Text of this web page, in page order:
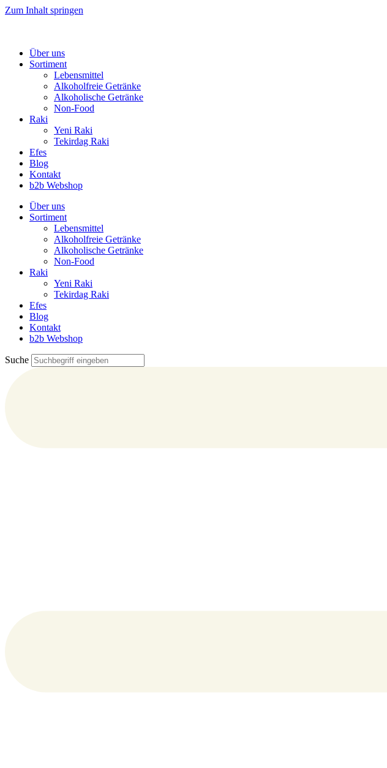
Zum Inhalt springen
Über uns
Sortiment
Lebensmittel
Alkoholfreie Getränke
Alkoholische Getränke
Non-Food
Raki
Yeni Raki
Tekirdag Raki
Efes
Blog
Kontakt
b2b Webshop
Über uns
Sortiment
Lebensmittel
Alkoholfreie Getränke
Alkoholische Getränke
Non-Food
Raki
Yeni Raki
Tekirdag Raki
Efes
Blog
Kontakt
b2b Webshop
Suche